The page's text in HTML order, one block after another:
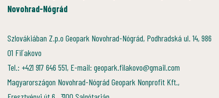
Novohrad-Nógrád
Szlovákiában Z.p.o Geopark Novohrad-Nógrád, Podhradská ul. 14, 986
01 Fiľakovo
Tel.: +421 917 646 551, E-mail: geopark.filakovo@gmail.com
Magyarországon Novohrad-Nógrád Geopark Nonprofit Kft.,